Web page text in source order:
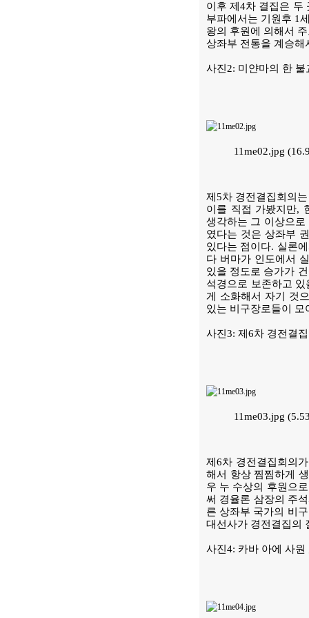
이후 제4차 결집은 두
부파에서는 기원후 1
왕의 후원에 의해서
상좌부 전통을 계승해
사진2: 미얀마의 한
11me02.jpg
제5차 경전결집회의
이를 직접 가봤지만,
생각하는 그 이상으
였다는 것은 상좌부
있다는 점이다. 실론
다 버마가 인도에서
있을 정도로 승가가
석경으로 보존하고
게 소화해서 자기 것
있는 비구장로들이
사진3: 제6차 경전결
11me03.jpg
제6차 경전결집회의
해서 항상 찜찜하게
우 누 수상의 후원으
써 경율론 삼장의 주
른 상좌부 국가의 비
대선사가 경전결집의
사진4: 카바 아에 사